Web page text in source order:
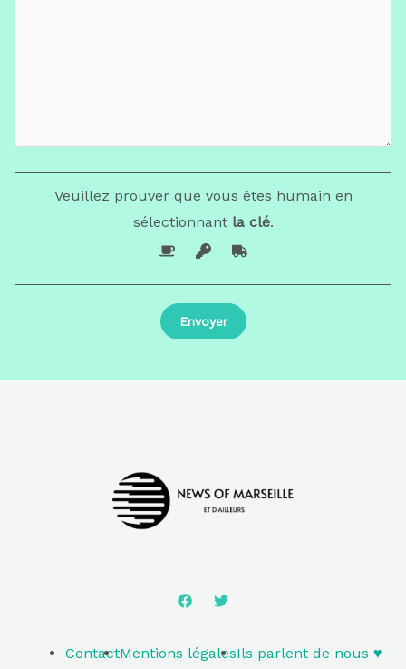
Veuillez prouver que vous êtes humain en
sélectionnantla clé.
ContactMentions légalesIls parlent de nous ♥️